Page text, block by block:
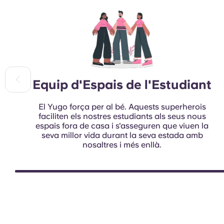
Equip d'Espais de l'Estudiant
El Yugo força per al bé. Aquests superherois
faciliten els nostres estudiants als seus nous
espais fora de casa i s'asseguren que viuen la
seva millor vida durant la seva estada amb
nosaltres i més enllà.